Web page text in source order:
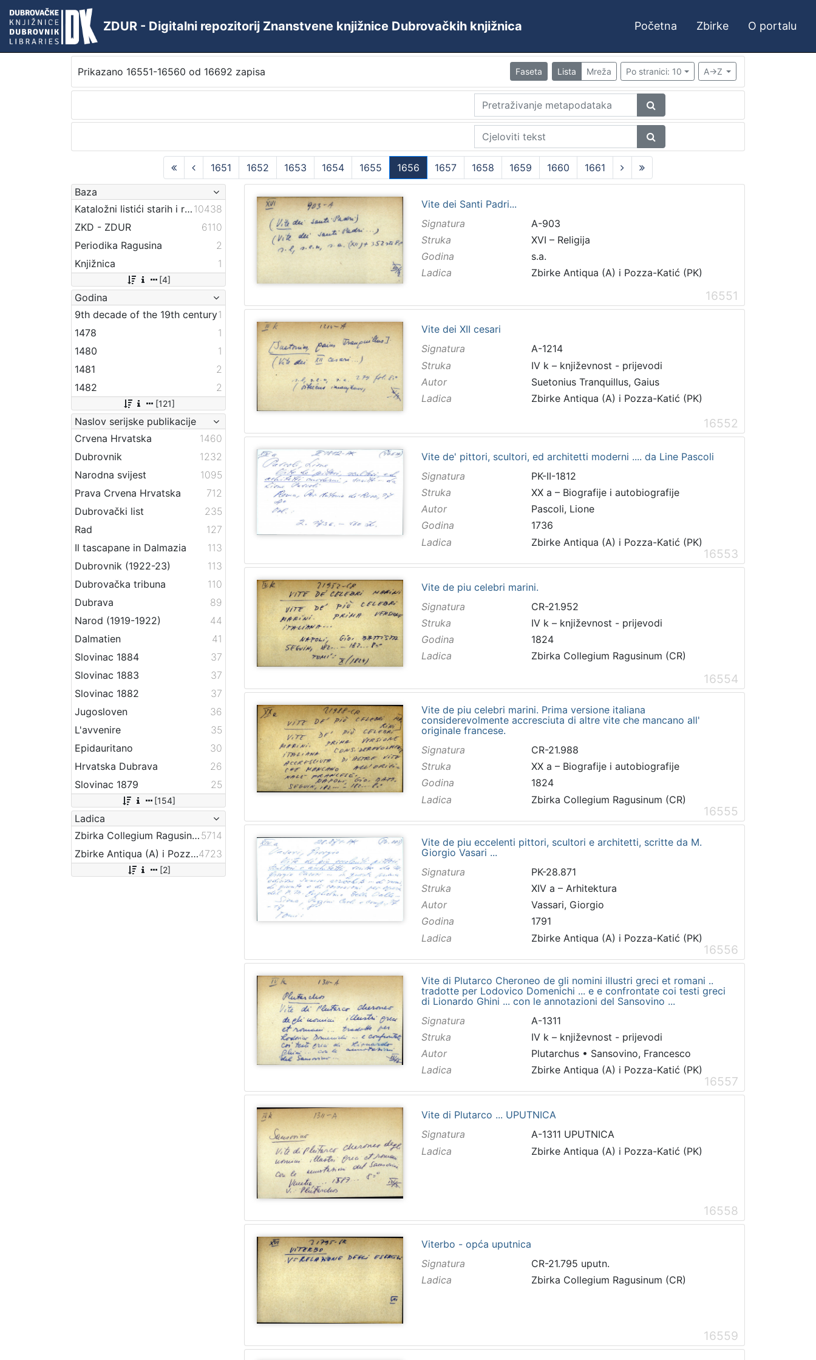
ZDUR - Digitalni repozitorij Znanstvene knjižnice Dubrovačkih knjižnica Početna Zbirke O portalu
Prikazano 16551-16560 od 16692 zapisa Faseta Lista Mreža Po stranici: 10 A->Z
1651 1652 1653 1654 1655
1656
(current)
1657 1658 1659 1660
1661
Baza
Kataložni listići starih i rijetkih knjiga 10438
ZKD - ZDUR
6110
Periodika Ragusina
2
Knjižnica
1
[4]
Godina
9th decade of the 19th century1
1478
1
1480
1
1481
2
1482
2
[121]
Naslov serijske publikacije
Crvena Hrvatska
1460
Dubrovnik
1232
Narodna svijest
1095
Prava Crvena Hrvatska
712
Dubrovački list
235
Rad
127
Il tascapane in Dalmazia
113
Dubrovnik (1922-23)
113
Dubrovačka tribuna
110
Dubrava
89
Narod (1919-1922)
44
Dalmatien
41
Slovinac 1884
37
Slovinac 1883
37
Slovinac 1882
37
Jugosloven
36
L'avvenire
35
Epidauritano
30
Hrvatska Dubrava
26
Slovinac 1879
25
[154]
Ladica
Zbirka Collegium Ragusinum (CR) 5714
Zbirke Antiqua (A) i Pozza-Katić (PK)4723
[2]
Vite dei Santi Padri...
Signatura
A-903
Struka
XVI – Religija
Godina
s.a.
Ladica
Zbirke Antiqua (A) i Pozza-Katić (PK)
16551
Vite dei XII cesari
Signatura
A-1214
Struka
IV k – književnost - prijevodi
Autor
Suetonius Tranquillus, Gaius
Ladica
Zbirke Antiqua (A) i Pozza-Katić (PK)
16552
Vite de' pittori, scultori, ed architetti moderni .... da Line Pascoli
Signatura
PK-II-1812
Struka
XX a – Biografije i autobiografije
Autor
Pascoli, Lione
Godina
1736
Ladica
Zbirke Antiqua (A) i Pozza-Katić (PK)
16553
Vite de piu celebri marini.
Signatura
CR-21.952
Struka
IV k – književnost - prijevodi
Godina
1824
Ladica
Zbirka Collegium Ragusinum (CR)
16554
Vite de piu celebri marini. Prima versione italiana
considerevolmente accresciuta di altre vite che mancano all'
originale francese.
Signatura
CR-21.988
Struka
XX a – Biografije i autobiografije
Godina
1824
Ladica
Zbirka Collegium Ragusinum (CR)
16555
Vite de piu eccelenti pittori, scultori e architetti, scritte da M.
Giorgio Vasari ...
Signatura
PK-28.871
Struka
XIV a – Arhitektura
Autor
Vassari, Giorgio
Godina
1791
Ladica
Zbirke Antiqua (A) i Pozza-Katić (PK)
16556
Vite di Plutarco Cheroneo de gli nomini illustri greci et romani ..
tradotte per Lodovico Domenichi ... e e confrontate coi testi greci
di Lionardo Ghini ... con le annotazioni del Sansovino ...
Signatura
A-1311
Struka
IV k – književnost - prijevodi
Autor
Plutarchus• Sansovino, Francesco
Ladica
Zbirke Antiqua (A) i Pozza-Katić (PK)
16557
Vite di Plutarco ... UPUTNICA
Signatura
A-1311 UPUTNICA
Ladica
Zbirke Antiqua (A) i Pozza-Katić (PK)
16558
Viterbo - opća uputnica
Signatura
CR-21.795 uputn.
Ladica
Zbirka Collegium Ragusinum (CR)
16559